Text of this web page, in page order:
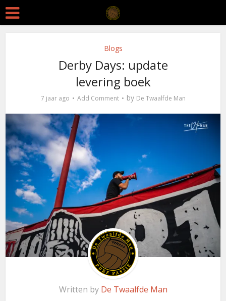
Blogs
Derby Days: update
levering boek
7 jaar ago Add Comment by De Twaalfde Man
Written by De Twaalfde Man